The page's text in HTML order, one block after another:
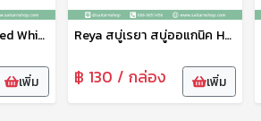
แป้ง Cathy Doll Speed White CC Powder Pact SPF40 PA+++ เบอร์ 01
เพิ่ม
Reya สบู่เรยา สบู่ออแกนิค Hyaluron Gluta Soap สูตรไฮยาลูรอน กลูต้า 70 g
฿ 130 / กล่อง เพิ่ม